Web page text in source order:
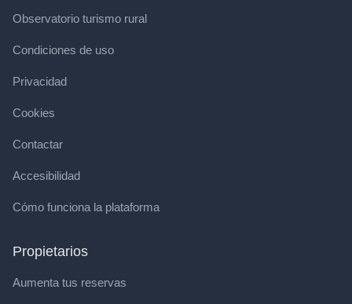
Observatorio turismo rural
Condiciones de uso
Privacidad
Cookies
Contactar
Accesibilidad
Cómo funciona la plataforma
Propietarios
Aumenta tus reservas